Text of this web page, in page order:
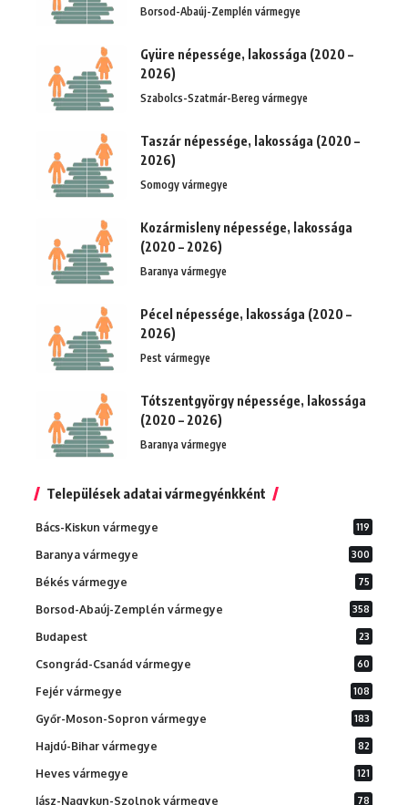
Borsod-Abaúj-Zemplén vármegye
Gyüre népessége, lakossága (2020 –
2026)
Szabolcs-Szatmár-Bereg vármegye
Taszár népessége, lakossága (2020 –
2026)
Somogy vármegye
Kozármisleny népessége, lakossága
(2020 – 2026)
Baranya vármegye
Pécel népessége, lakossága (2020 –
2026)
Pest vármegye
Tótszentgyörgy népessége, lakossága
(2020 – 2026)
Baranya vármegye
Települések adatai vármegyénkként
Bács-Kiskun vármegye 119
Baranya vármegye 300
Békés vármegye 75
Borsod-Abaúj-Zemplén vármegye 358
Budapest 23
Csongrád-Csanád vármegye 60
Fejér vármegye 108
Győr-Moson-Sopron vármegye 183
Hajdú-Bihar vármegye 82
Heves vármegye 121
Jász-Nagykun-Szolnok vármegye 78